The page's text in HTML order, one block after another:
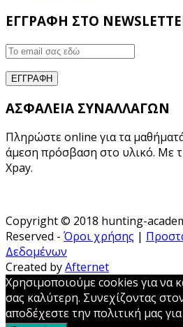
ΕΓΓΡΑΦΗ ΣΤΟ
ΑΣΦΑΛΕΙΑ ΣΥΝΑΛΛΑΓΩΝ
Πληρώστε online για τα
άμεση πρόσβαση στο υλικό. Με
Xpay.
Copyright © 2018 hunting-
Reserved - Όροι χρήσης |
Δεδομένων
Created byAfternet
Χρησιμοποιούμε cookies για να
σας καλύτερη. Συνεχίζοντας
αποδέχεστε την πολιτική μας